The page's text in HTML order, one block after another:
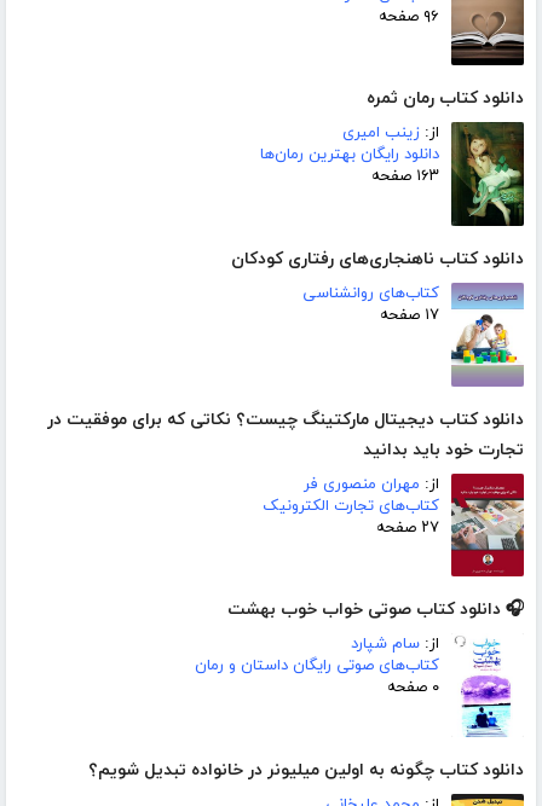
۹۶ صفحه
دانلود کتاب رمان ثمره
از: زینب امیری
دانلود رایگان بهترین رمان‌ها
۱۶۳ صفحه
دانلود کتاب ناهنجاری‌های رفتاری کودکان
کتاب‌های روانشناسی
۱۷ صفحه
دانلود کتاب دیجیتال مارکتینگ چیست؟ نکاتی که برای موفقیت در
تجارت خود باید بدانید
از: مهران منصوری فر
کتاب‌های تجارت الکترونیک
۲۷ صفحه
🎧 دانلود کتاب صوتی خواب خوب بهشت
از: سام شپارد
کتاب‌های صوتی رایگان داستان و رمان
۰ صفحه
دانلود کتاب چگونه به اولین میلیونر در خانواده تبدیل شویم؟